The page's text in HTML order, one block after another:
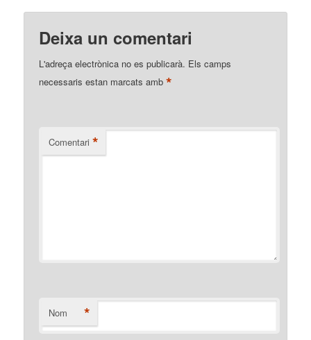
Deixa un comentari
L'adreça electrònica no es publicarà. Els camps
necessaris estan marcats amb*
Comentari *
Nom *